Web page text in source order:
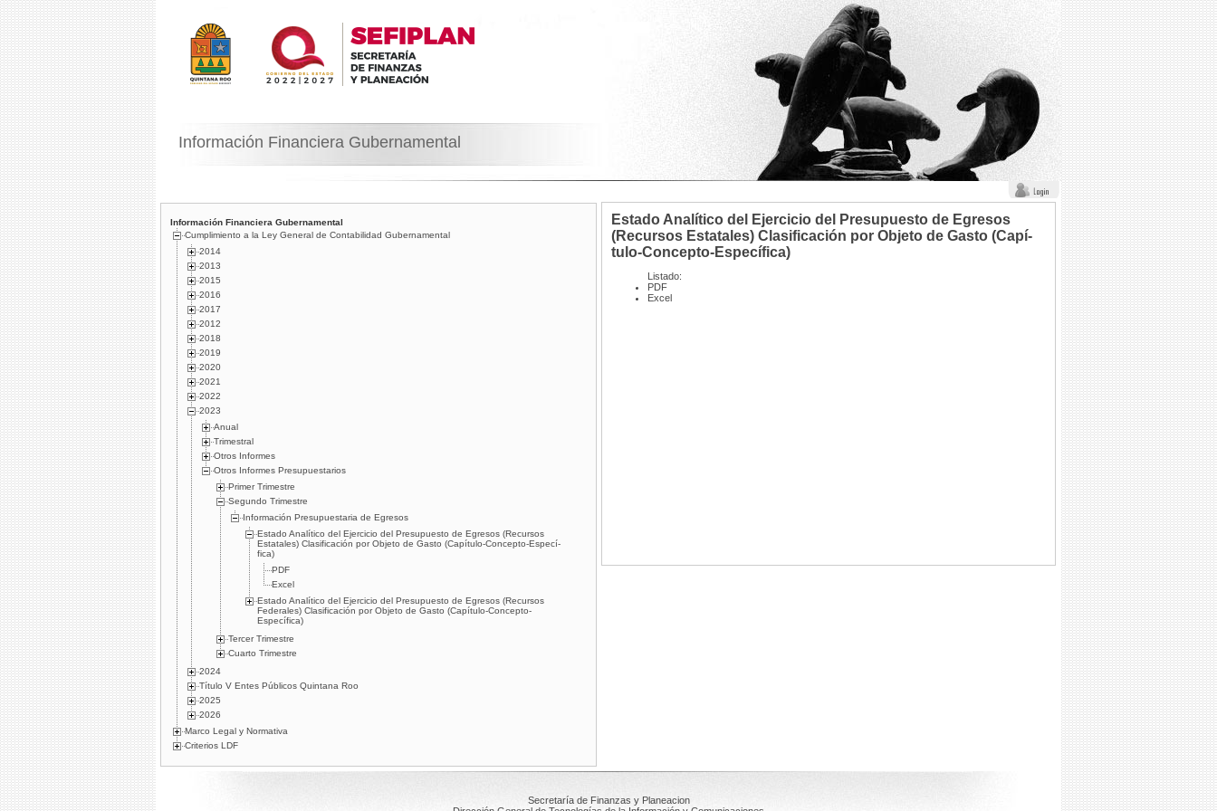
Información Financiera Gubernamental
Información Financiera Gubernamental
Cumplimiento a la Ley General de Contabilidad Gubernamental
2014
2013
2015
2016
2017
2012
2018
2019
2020
2021
2022
2023
Anual
Trimestral
Otros Informes
Otros Informes Presupuestarios
Primer Trimestre
Segundo Trimestre
Información Presupuestaria de Egresos
Estado Analí­tico del Ejercicio del Presupuesto de Egresos (Recursos
Estatales) Clasificación por Objeto de Gasto (Capí­tulo-Concepto-Especí­
fica)
PDF
Excel
Estado Analí­tico del Ejercicio del Presupuesto de Egresos (Recursos
Federales) Clasificación por Objeto de Gasto (Capí­tulo-Concepto-
Especí­fica)
Tercer Trimestre
Cuarto Trimestre
2024
Título V Entes Públicos Quintana Roo
2025
2026
Marco Legal y Normativa
Criterios LDF
Estado Analí­tico del Ejercicio del Presupuesto de Egresos
(Recursos Estatales) Clasificación por Objeto de Gasto (Capí­
tulo-Concepto-Especí­fica)
Listado:
PDF
Excel
Secretaría de Finanzas y Planeacion